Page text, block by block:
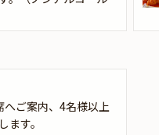
ご案内、4名様以上
ます。